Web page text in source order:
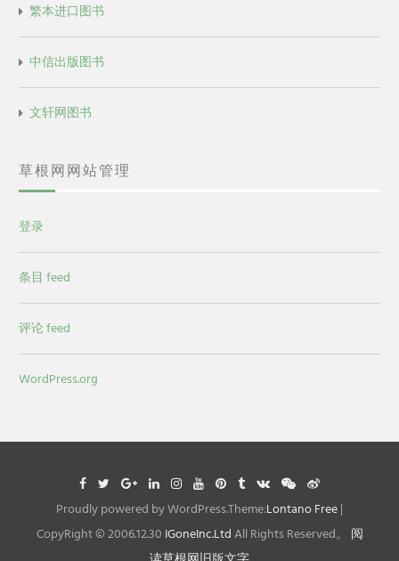
繁本进口图书
中信出版图书
文轩网图书
草根网网站管理
登录
条目 feed
评论 feed
WordPress.org
Facebook
TwitterGoogleLinkedinInstagram
YouTubePinterest
Tumblr
VK WeChatWeibo
Proudly powered by WordPress.Theme:Lontano Free|
CopyRight © 2006.12.30 IGoneInc.LtdAll Rights Reserved。 阅